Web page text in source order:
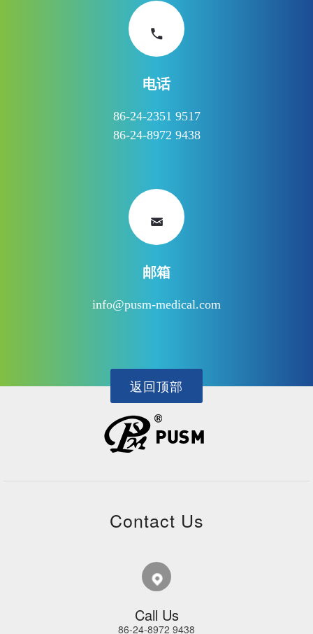
电话
86-24-2351 9517
86-24-8972 9438
邮箱
info@pusm-medical.com
返回顶部
Contact Us
Call Us
86-24-8972 9438